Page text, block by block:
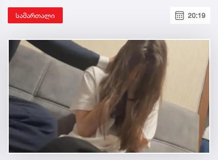
სამართალი 20:19